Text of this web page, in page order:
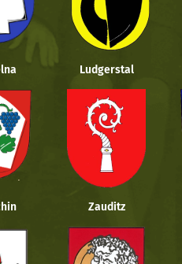
Ludgerstal
Zauditz